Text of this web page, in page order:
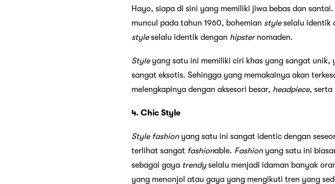
Hayo, siapa di sini yang memiliki jiwa bebas dan santai.
muncul pada tahun 1960, bohemian styleselalu identik
styleselalu identik dengan hipsternomaden.
Styleyang satu ini memiliki ciri khas yang sangat unik,
sangat eksotis. Sehingga yang memakainya akan
melengkapinya dengan aksesori besar, headpiece, serta
4. Chic Style
Style fashionyang satu ini sangat identic dengan
terlihat sangat fashionable. Fashionyang satu ini
sebagai gaya trendyselalu menjadi idaman banyak
yang menonjol atau gaya yang mengikuti tren yang